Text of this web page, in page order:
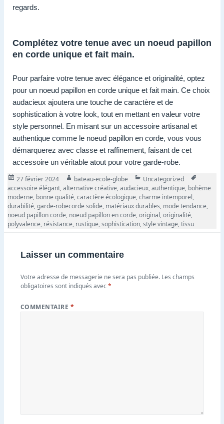
regards.
Complétez votre tenue avec un noeud papillon
en corde unique et fait main.
Pour parfaire votre tenue avec élégance et originalité, optez
pour un noeud papillon en corde unique et fait main. Ce choix
audacieux ajoutera une touche de caractère et de
sophistication à votre look, tout en mettant en valeur votre
style personnel. En misant sur un accessoire artisanal et
authentique comme le noeud papillon en corde, vous vous
démarquerez avec classe et raffinement, faisant de cet
accessoire un véritable atout pour votre garde-robe.
Publié
le
27 février 2024 Auteur
bateau-ecole-globe Catégories
Uncategorized
accessoire élégant,alternative créative,audacieux,authentique, bohème
moderne, bonne qualité,caractère écologique,charme intemporel,
durabilité,garde-robecorde solide, matériaux durables, mode tendance,
noeud papillon corde, noeud papillon en corde,original,originalité,
polyvalence, résistance, rustique,sophistication,style vintage,tissu
Laisser un commentaire
Votre adresse de messagerie ne sera pas publiée. Les champs
obligatoires sont indiqués avec*
COMMENTAIRE *